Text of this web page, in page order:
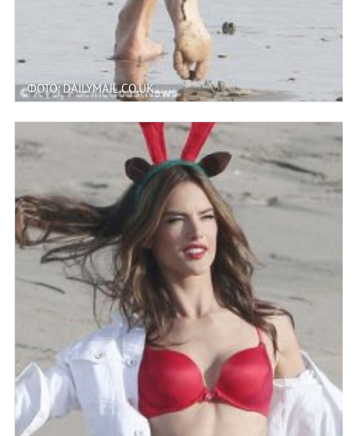
ФОТО: DAILYMAIL.CO.UK